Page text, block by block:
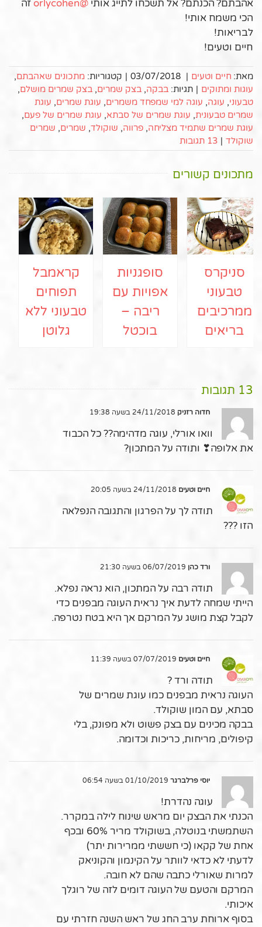
אהבתם? הכנתם? אל תשכחו לתייג אותי @orlycohen
זה
הכי משמח אותי!
לבריאות!
חיים וטעים!
מאת: חיים וטעים |
03/07/2018
| קטגוריות: מתכונים שאהבתם,
עוגות ומתוקים | תגיות: בבקה, בצק שמרים, בצק שמרים מושלם,
טבעוני, עוגה, עוגה למי שמפחד משמרים, עוגת שמרים, עוגת
שמרים טבעונית, עוגת שמרים של סבתא, עוגת שמרים של פעם,
עוגת שמרים שתמיד מצליחה, פרווה, שוקולד, שמרים, שמרים
שוקולד | 13 תגובות
מתכונים קשורים
קראמבל
תפוחים
טבעוני ללא
גלוטן
סופגניות
אפויות עם
ריבה –
בוכטל
סניקרס
טבעוני
ממרכיבים
בריאים
13 תגובות
חדוה רזניק
וואו אורלי, עוגה מדהימה?? כל הכבוד
את אלופה❣ ותודה על המתכון?
חיים וטעים
תודה לך על הפרגון והתגובה הנפלאה
הזו ???
ורד כהן
תודה רבה על המתכון, הוא נראה נפלא.
הייתי שמחה לדעת איך נראית העוגה מבפנים כדי
לקבל קצת מושג על המרקם אך היא בטח נטרפה.
חיים וטעים
תודה ורד ?
העוגה נראית מבפנים כמו עוגת שמרים של
סבתא, עם המון שוקולד.
בבקה מכינים עם בצק פשוט ולא מפונק, בלי
קיפולים, מריחות, כריכות וכדומה.
יוסי פרלברגר
עוגה נהדרת!
הכנתי את הבצק יום מראש שינוח לילה במקרר.
השתמשתי בנוטלה, בשוקולד מריר 60% ובכף
אחת של קקאו (כי חששתי ממרירות יתר)
לדעתי לא כדאי לוותר על הקינמון והקוניאק
למרות שאורלי כתבה שהם לא חובה.
המרקם והטעם של העוגה דומים לזה של רוגלך
איכותי.
בסוף ארוחת ערב החג של ראש השנה חזרתי עם